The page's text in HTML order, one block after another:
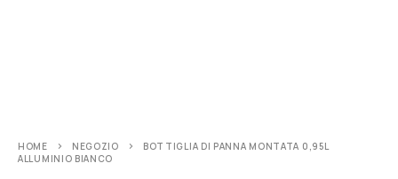
HOME NEGOZIO
BOTTIGLIA DI PANNA MONTATA 0,95L
ALLUMINIO BIANCO